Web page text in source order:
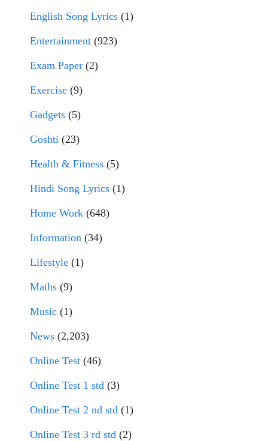
English Song Lyrics (1)
Entertainment (923)
Exam Paper (2)
Exercise (9)
Gadgets (5)
Goshti (23)
Health & Fitness (5)
Hindi Song Lyrics (1)
Home Work (648)
Information (34)
Lifestyle (1)
Maths (9)
Music (1)
News (2,203)
Online Test (46)
Online Test 1 std (3)
Online Test 2 nd std (1)
Online Test 3 rd std (2)